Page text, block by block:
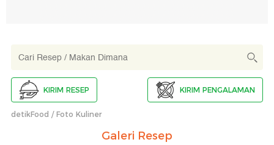
KIRIM RESEP KIRIM PENGALAMAN
detikFood Foto Kuliner
Galeri Resep